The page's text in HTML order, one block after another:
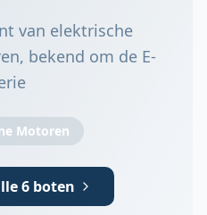
van elektrische
bekend om de E-
Motoren
6 boten